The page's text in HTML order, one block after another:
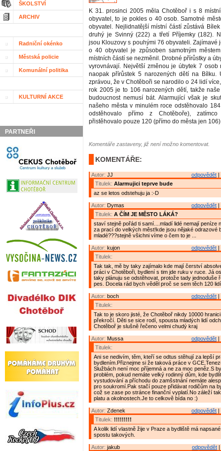
ŠKOLSTVÍ
ARCHIV
Radniční okénko
Městská policie
Komunální politika
KULTURNÍ AKCE
PARTNEŘI
K 31. prosinci 2005 měla Chotěboř i s 8
obyvatel, to je pokles o 40 osob. Samotné
obyvatel. Nejlidnatější místní částí zůstává
druhý je Svinný (222) a třetí Příjemky (182).
jsou Klouzovy s pouhými 76 obyvateli. Zajímavé
o 40 obyvatel je způsoben samotným
místních částí se nezměnil. Drobné přírůstky a
vyrovnávají. Největší změnou je úbytek 7 osob
naopak přírůstek 5 narozených dětí na Bílku.
zprávou, že v Chotěboři se narodilo o 24 lidí
rok 2005 je to 106 narozených dětí, takže
budoucnost nemusí bát. Alarmující však je
našeho města v minulém roce odstěhovalo
odstěhovalo přímo z Chotěboře),
přistěhovalo pouze 120 (přímo do města jen
Komentáře zastaveny, již není možno komentovat.
KOMENTÁŘE:
odpovědět |
Autor: JJ
Titulek: Alarmujici teprve bude
az se letos odstehuju ja :-D
odpovědět |
Autor: Dymas
Titulek: A ČÍM JE MĚSTO LÁKÁ?
staví stejně pořád ti samí....mladí lidé nemají peníze
za prací do velkých měst!kde jsou nějaké odrazové
mladé???stejně všichni víme o čem to je ...
odpovědět |
Autor: kujon
Titulek:
Tak tak, mě by taky zajímalo kde mají čerství
práci v Chotěboři, bydlení s tim jde ruku v ruce. Já
taky plánuju se odstěhovat, protože tady jednoduše
pes. Docela rád bych věděl proč se sem těch 120
odpovědět |
Autor: boch
Titulek:
Tak to je skoro jisté, že Chotěboř nikdy 10000
překročí. Děti se sice rodí, spousta mladých lidí
Chotěboř je slušně řečeno velmi chudý kraj
odpovědět |
Autor: Mussa
Titulek:
Ani se nedivím, těm, kteří se odtus stěhují za lepší
bydlením.Přiznejme si že taková práce v
Službách není moc příjemná a ne za moc peněz.S
problém, pokud nemáte velký rodinný dům, kde
vystudování a příchodu do zamšstnání nemáte
pro soukromí.Pak stačí pouze přidávat rodičům na
což se zase po stránce finanční vyplatí.No záleží
platu a okolnostech.Je to celkově bída no :)
odpovědět |
Autor: Zdenek
Titulek: !!!!!!!!!
A kolik lidí vlastně žije v Praze a bydliště má
spostu takových.
odpovědět
Autor: jakub